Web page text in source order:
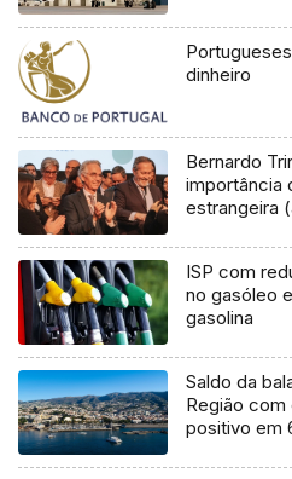
dinheiro
Bernardo
importância
estrangeira
ISP com
no gasóleo
gasolina
Saldo da
Região
positivo em